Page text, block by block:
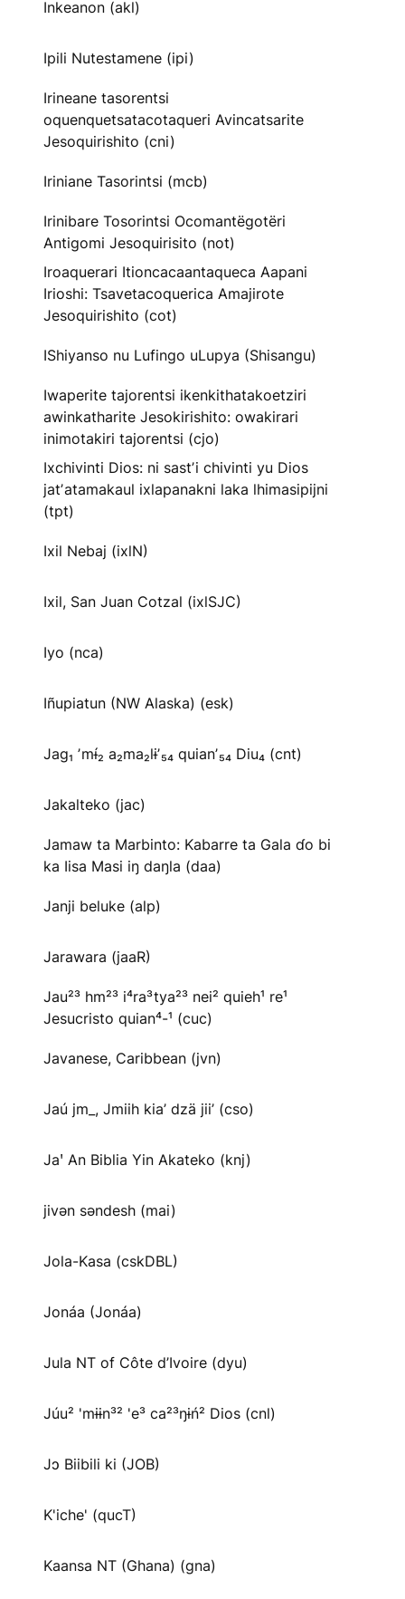
Inkeanon (akl)
Ipili Nutestamene (ipi)
Irineane tasorentsi
oquenquetsatacotaqueri Avincatsarite
Jesoquirishito (cni)
Iriniane Tasorintsi (mcb)
Irinibare Tosorintsi Ocomantëgotëri
Antigomi Jesoquirisito (not)
Iroaquerari Itioncacaantaqueca Aapani
Irioshi: Tsavetacoquerica Amajirote
Jesoquirishito (cot)
IShiyanso nu Lufingo uLupya (Shisangu)
Iwaperite tajorentsi ikenkithatakoetziri
awinkatharite Jesokirishito: owakirari
inimotakiri tajorentsi (cjo)
Ixchivinti Dios: ni sastʼi chivinti yu Dios
jatʼatamakaul ixlapanakni laka lhimasipijni
(tpt)
Ixil Nebaj (ixlN)
Ixil, San Juan Cotzal (ixlSJC)
Iyo (nca)
Iñupiatun (NW Alaska) (esk)
Jag₁ ʼmɨ́₂ a₂ma₂lɨʼ₅₄ quianʼ₅₄ Diu₄ (cnt)
Jakalteko (jac)
Jamaw ta Marbinto: Kabarre ta Gala ɗo bi
ka Iisa Masi iŋ daŋla (daa)
Janji beluke (alp)
Jarawara (jaaR)
Jau²³ hm²³ i⁴ra³tya²³ nei² quieh¹ re¹
Jesucristo quian⁴-¹ (cuc)
Javanese, Caribbean (jvn)
Jaú jm_, Jmiih kia’ dzä jii’ (cso)
Jaꞌ An Biblia Yin Akateko (knj)
jivən səndesh (mai)
Jola-Kasa (cskDBL)
Jonáa (Jonáa)
Jula NT of Côte d’Ivoire (dyu)
Júu² 'mɨɨn³² 'e³ ca²³ŋɨń² Dios (cnl)
Jɔ Biibili ki (JOB)
K'iche' (qucT)
Kaansa NT (Ghana) (gna)